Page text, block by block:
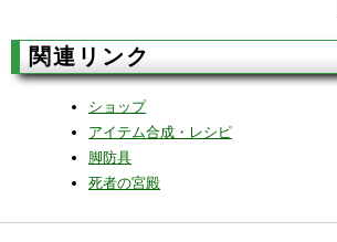
関連リンク
ショップ
アイテム合成・レシピ
脚防具
死者の宮殿